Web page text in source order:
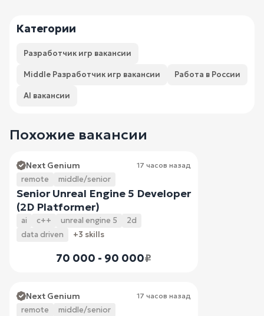
Категории
Разработчик игр вакансии
Middle Разработчик игр вакансии Работа в России
AI вакансии
Похожие вакансии
Next Genium 17 часов назад
remote middle/senior
Senior Unreal Engine 5 Developer
(2D Platformer)
ai c++ unreal engine 5
2d
data driven
+3 skills
70 000 - 90 000₽
Next Genium 17 часов назад
remote middle/senior